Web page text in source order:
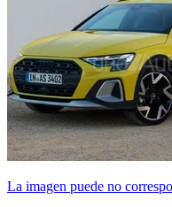
La imagen puede no